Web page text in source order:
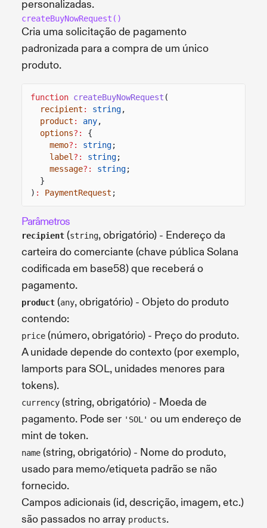
personalizadas.
createBuyNowRequest()
Cria uma solicitação de pagamento
padronizada para a compra de um único
produto.
function createBuyNowRequest (
recipient : string,
product : any,
options?:
{
memo?: string;
label ?: string;
message?: string;
}
) : PaymentRequest ;
Parâmetros
recipient (string, obrigatório) - Endereço da
carteira do comerciante (chave pública Solana
codificada em base58) que receberá o
pagamento.
product (any, obrigatório) - Objeto do produto
contendo:
price (número, obrigatório) - Preço do produto.
A unidade depende do contexto (por exemplo,
lamports para SOL, unidades menores para
tokens).
currency (string, obrigatório) - Moeda de
pagamento. Pode ser 'SOL' ou um endereço de
mint de token.
name (string, obrigatório) - Nome do produto,
usado para memo/etiqueta padrão se não
fornecido.
Campos adicionais (id, descrição, imagem, etc.)
são passados no array products.